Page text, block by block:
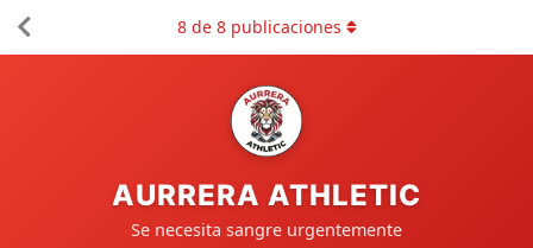
AURRERA ATHLETIC
Se necesita sangre urgentemente
8de 8publicaciones